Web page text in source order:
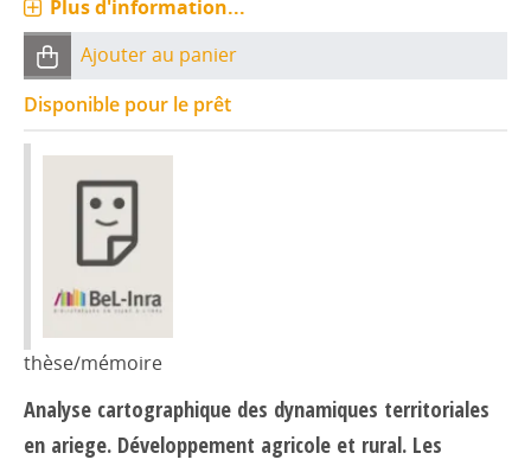
Plus d'information...
Ajouter au panier
Disponible pour le prêt
thèse/mémoire
Analyse cartographique des dynamiques territoriales
en ariege. Développement agricole et rural. Les